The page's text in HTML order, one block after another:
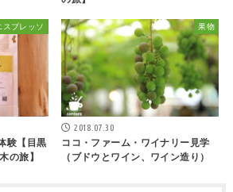
スプレッソ
験【目黒
の旅】
果物
2018.07.30
ココ・ファーム・ワイナリー見学
（ブドウとワイン、ワイン造り）